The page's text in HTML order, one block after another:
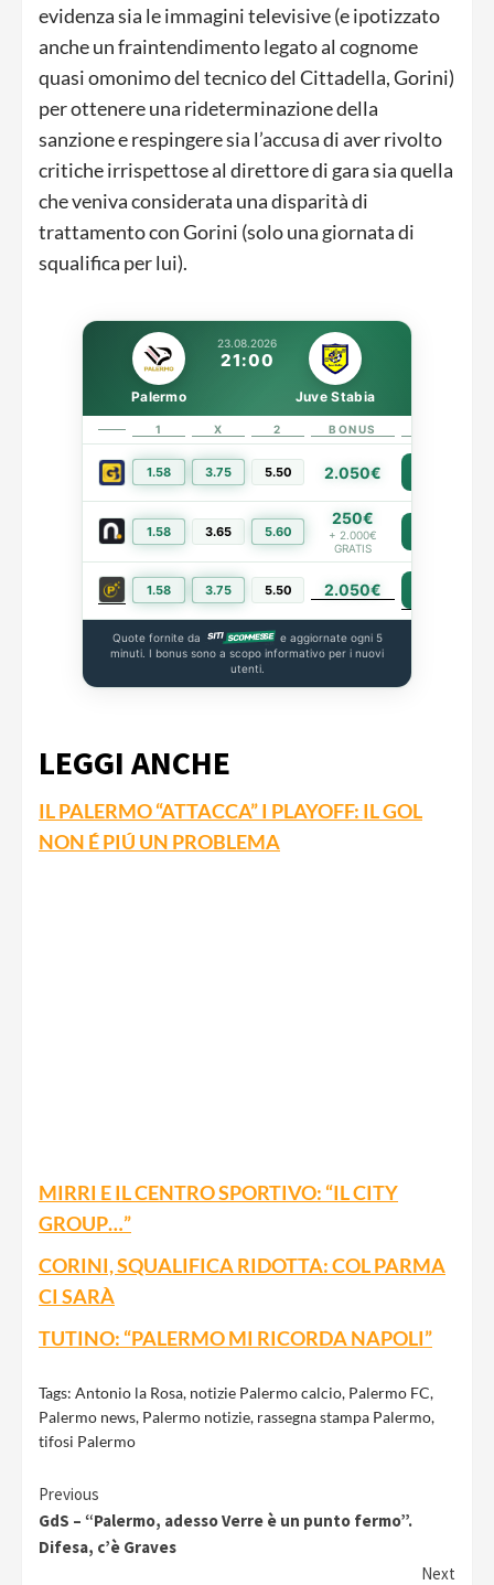
evidenza sia le immagini televisive (e ipotizzato
anche un fraintendimento legato al cognome
quasi omonimo del tecnico del Cittadella, Gorini)
per ottenere una rideterminazione della
sanzione e respingere sia l’accusa di aver rivolto
critiche irrispettose al direttore di gara sia quella
che veniva considerata una disparità di
trattamento con Gorini (solo una giornata di
squalifica per lui).
23.08.2026
21:00
Palermo Juve Stabia
1 X 2 BONUS
1.58 3.75 5.50 2.050€
1.58 3.65 5.60
250€
+ 2.000€
GRATIS
1.58 3.75 5.50 2.050€
Quote fornite da
e aggiornate ogni 5
minuti. I bonus sono a scopo informativo per i nuovi
utenti.
LEGGI ANCHE
IL PALERMO “ATTACCA” I PLAYOFF: IL GOL
NON É PIÚ UN PROBLEMA
MIRRI E IL CENTRO SPORTIVO: “IL CITY
GROUP…”
CORINI, SQUALIFICA RIDOTTA: COL PARMA
CI SARÀ
TUTINO: “PALERMO MI RICORDA NAPOLI”
Tags: Antonio la Rosa, notizie Palermo calcio, Palermo FC,
Palermo news, Palermo notizie, rassegna stampa Palermo,
tifosi Palermo
Continue
Reading
Previous
GdS – “Palermo, adesso Verre è un punto fermo”.
Difesa, c’è Graves
Next